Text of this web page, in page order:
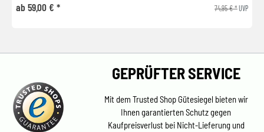
ab 59,00 € * 74,95 € *UVP
GEPRÜFTER SERVICE
Mit dem Trusted Shop Gütesiegel bieten wir
Ihnen garantierten Schutz gegen
Kaufpreisverlust bei Nicht-Lieferung und